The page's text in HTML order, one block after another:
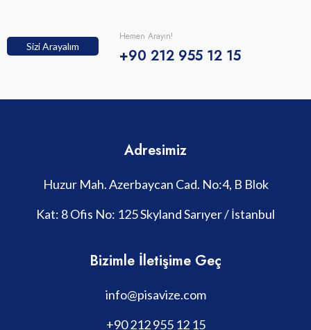
Sizi Arayalım
Hemen Arayın!
+90 212 955 12 15
Adresimiz
Huzur Mah. Azerbaycan Cad. No:4, B Blok
Kat: 8 Ofis No: 125 Skyland Sarıyer / İstanbul
Bizimle İletişime Geç
info@pisavize.com
+90 212 955 12 15